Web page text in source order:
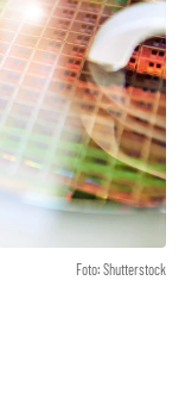
Foto: Shutterstock